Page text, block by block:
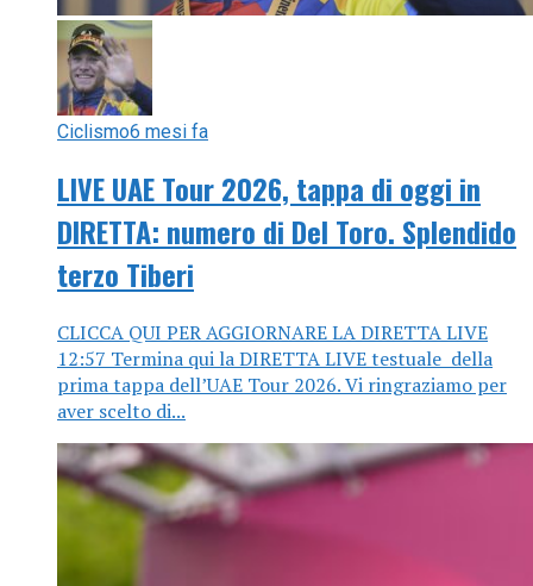
Ciclismo6 mesi fa
LIVE UAE Tour 2026, tappa di oggi in
DIRETTA: numero di Del Toro. Splendido
terzo Tiberi
CLICCA QUI PER AGGIORNARE LA DIRETTA LIVE
12:57 Termina qui la DIRETTA LIVE testuale della
prima tappa dell’UAE Tour 2026. Vi ringraziamo per
aver scelto di...